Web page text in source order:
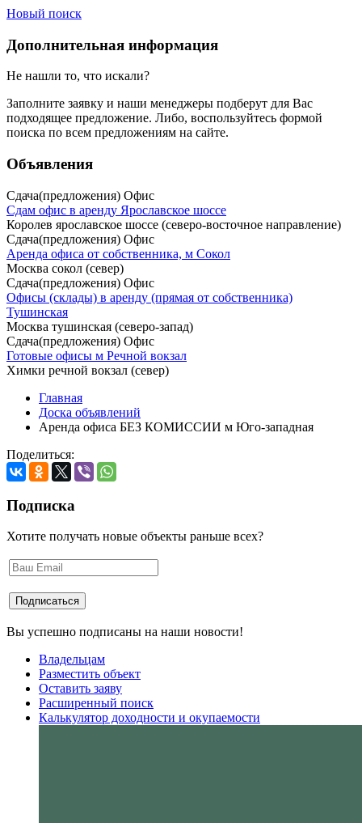
Новый поиск
Дополнительная информация
Не нашли то, что искали?
Заполните заявку и наши менеджеры подберут для Вас
подходящее предложение. Либо, воспользуйтесь формой
поиска по всем предложениям на сайте.
Объявления
Сдача(предложения) Офис
Сдам офис в аренду Ярославское шоссе
Королев ярославское шоссе (северо-восточное направление)
Сдача(предложения) Офис
Аренда офиса от собственника, м Сокол
Москва сокол (север)
Сдача(предложения) Офис
Офисы (склады) в аренду (прямая от собственника)
Тушинская
Москва тушинская (северо-запад)
Сдача(предложения) Офис
Готовые офисы м Речной вокзал
Химки речной вокзал (север)
Главная
Доска объявлений
Аренда офиса БЕЗ КОМИССИИ м Юго-западная
Поделиться:
Подписка
Хотите получать новые объекты раньше всех?
Вы успешно подписаны на наши новости!
Владельцам
Разместить объект
Оставить заяву
Расширенный поиск
Калькулятор доходности и окупаемости